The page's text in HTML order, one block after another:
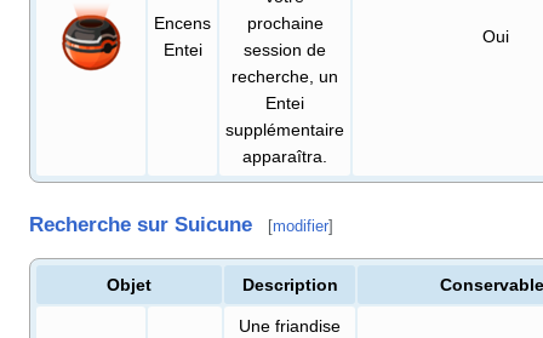
Encens
Entei
prochaine
session de
recherche, un
Entei
supplémentaire
apparaîtra.
Oui
Recherche sur Suicune [modifier]
Objet Description Conservable
Une friandise